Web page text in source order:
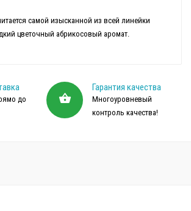
самой изысканной из всей линейки
до
Гарантия качества
Многоуровневый
контроль качества!